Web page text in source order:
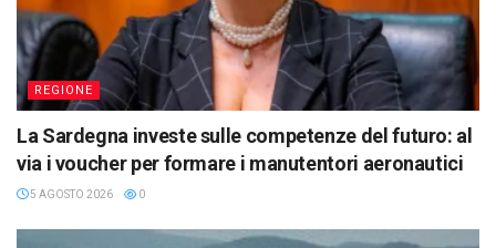
REGIONE
La Sardegna investe sulle competenze del futuro: al
via i voucher per formare i manutentori aeronautici
5 AGOSTO 2026 0